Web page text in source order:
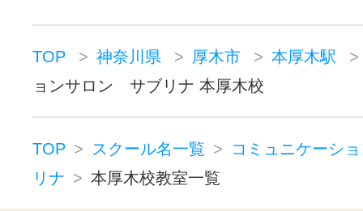
TOP 神奈川県 厚木市
本厚木駅
ョンサロン サブリナ 本厚木校
TOP スクール名一覧
コミュニケーシ
リナ
本厚木校教室一覧